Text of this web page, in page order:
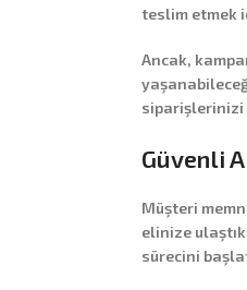
teslim etmek
Ancak,
siparişlerinizi
Güvenli
Müşteri
elinize
sürecini